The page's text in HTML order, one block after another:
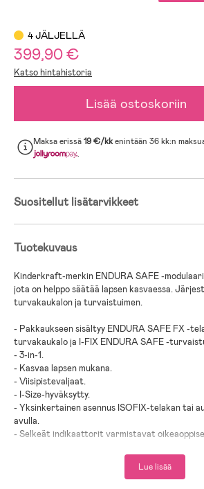
4 JÄLJELLÄ
399,90 €
Katso hintahistoria
Lisää ostoskoriin
Maksa erissä19 €/kkenintään 36 kk:n
.
Suositellut lisätarvikkeet
Tuotekuvaus
Kinderkraft-merkin ENDURA SAFE -
jota on helppo säätää lapsen kasvaessa.
turvakaukalon ja turvaistuimen.
- Pakkaukseen sisältyy ENDURA SAFE FX -
turvakaukalo ja I-FIX ENDURA SAFE -
- 3-in-1.
- Kasvaa lapsen mukana.
- Viisipistevaljaat.
- I-Size-hyväksytty.
- Yksinkertainen asennus ISOFIX-telakan tai
avulla.
- Selkeät indikaattorit varmistavat
- Neljään asentoon kallistettava selkänoja.
Lue lisää